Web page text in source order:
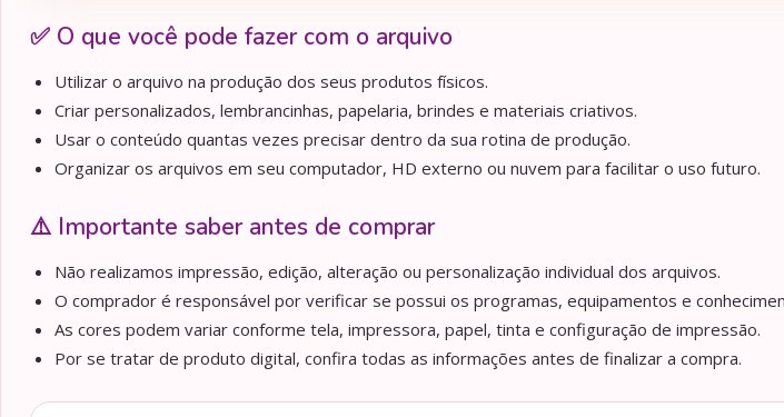
✅ O que você pode fazer com o arquivo
Utilizar o arquivo na produção dos seus produtos físicos.
Criar personalizados, lembrancinhas, papelaria, brindes e materiais criativos.
Usar o conteúdo quantas vezes precisar dentro da sua rotina de produção.
Organizar os arquivos em seu computador, HD externo ou nuvem para facilitar o uso futuro.
⚠️ Importante saber antes de comprar
Não realizamos impressão, edição, alteração ou personalização individual dos arquivos.
O comprador é responsável por verificar se possui os programas, equipamentos e
As cores podem variar conforme tela, impressora, papel, tinta e configuração de impressão.
Por se tratar de produto digital, confira todas as informações antes de finalizar a compra.